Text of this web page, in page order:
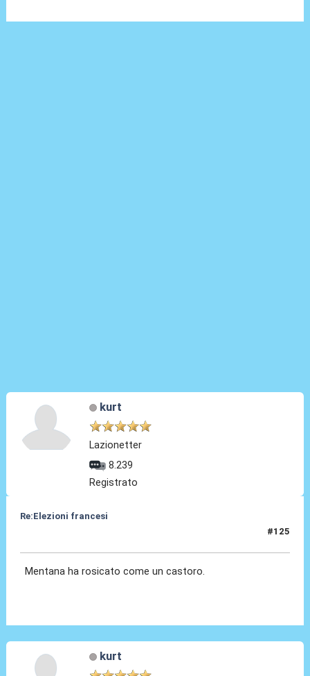
kurt
Lazionetter
8.239
Registrato
Re:Elezioni francesi
#125
Mentana ha rosicato come un castoro.
kurt